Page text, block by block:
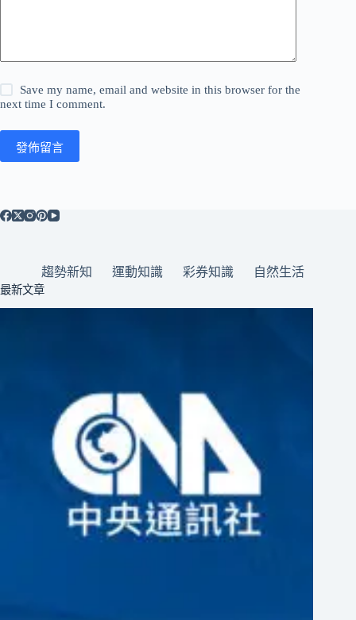
Save my name, email and website in this browser for the
next time I comment.
發佈留言
趨勢新知 運動知識 彩券知識 自然生活
最新文章